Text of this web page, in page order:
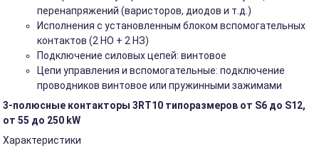
перенапряжений (варисторов, диодов и т.д.)
Исполнения с установленным блоком вспомогательных
контактов (2 НО + 2 НЗ)
Подключение силовых цепей: винтовое
Цепи управления и вспомогательные: подключение
проводников винтовое или пружинными зажимами
3-полюсные контакторы 3RT10 типоразмеров от S6 до S12,
от 55 до 250 kW
Характеристики